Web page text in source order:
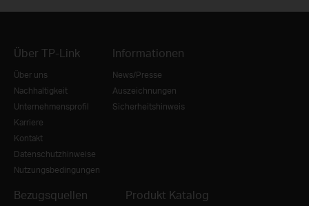
Über TP-Link
Über uns
Nachhaltigkeit
Unternehmensprofil
Karriere
Kontakt
Datenschutzhinweise
Nutzungsbedingungen
Informationen
News/Presse
Auszeichnungen
Sicherheitshinweis
Bezugsquellen Produkt Katalog